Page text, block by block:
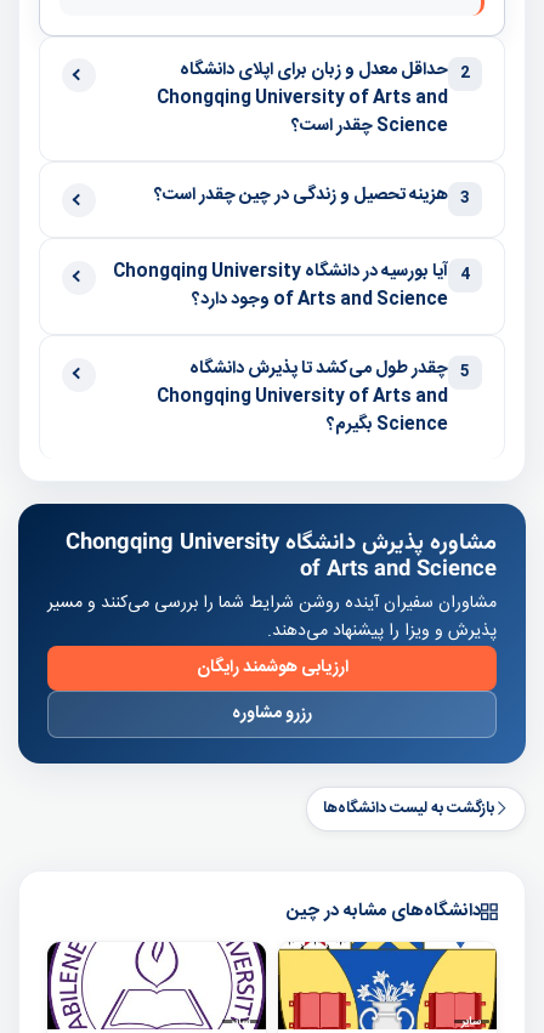
2 حداقل معدل و زبان برای اپلای دانشگاه
Chongqing University of Arts and
Science چقدر است؟
3 هزینه تحصیل و زندگی در چین چقدر است؟
4
آیا بورسیه در دانشگاه Chongqing University
of Arts and Science وجود دارد؟
5 چقدر طول می‌کشد تا پذیرش دانشگاه
Chongqing University of Arts and
Science بگیرم؟
مشاوره پذیرش دانشگاه Chongqing University
of Arts and Science
مشاوران سفیران آینده روشن شرایط شما را بررسی می‌کنند و مسیر
پذیرش و ویزا را پیشنهاد می‌دهند.
ارزیابی هوشمند رایگان
رزرو مشاوره
بازگشت به لیست دانشگاه‌ها
دانشگاه‌های مشابه در چین
سایر سایر